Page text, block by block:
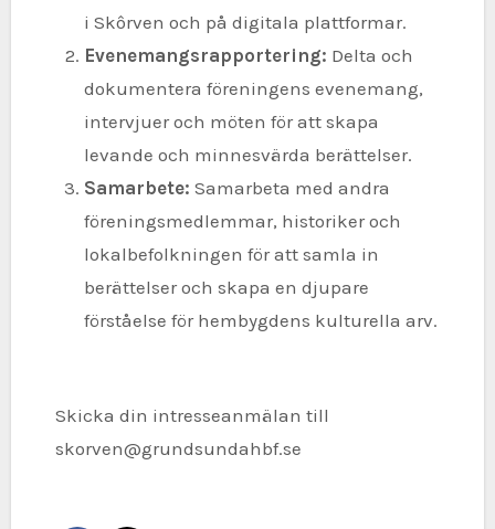
i Skôrven och på digitala plattformar.
Evenemangsrapportering: Delta och
dokumentera föreningens evenemang,
intervjuer och möten för att skapa
levande och minnesvärda berättelser.
Samarbete: Samarbeta med andra
föreningsmedlemmar, historiker och
lokalbefolkningen för att samla in
berättelser och skapa en djupare
förståelse för hembygdens kulturella arv.
Skicka din intresseanmälan till
skorven@grundsundahbf.se